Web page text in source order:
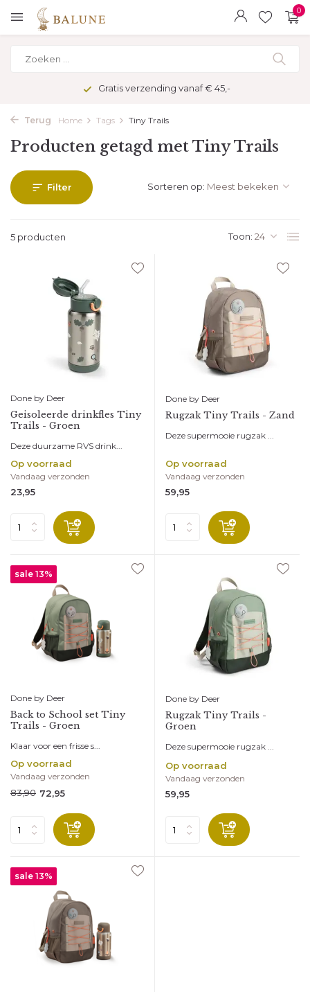
0
Gratis verzending vanaf € 45,-
Terug Home Tags Tiny Trails
Producten getagd met Tiny Trails
Filter
5 producten Toon:
Sorteren op:
Done by Deer
Geisoleerde drinkfles Tiny
Trails - Groen
Deze duurzame RVS drink...
Op voorraad
Vandaag verzonden
23,95
Done by Deer
Rugzak Tiny Trails - Zand
Deze supermooie rugzak ...
Op voorraad
Vandaag verzonden
59,95
sale 13%
Done by Deer
Back to School set Tiny
Trails - Groen
Klaar voor een frisse s...
Op voorraad
Vandaag verzonden
83,90 72,95
Done by Deer
Rugzak Tiny Trails -
Groen
Deze supermooie rugzak ...
Op voorraad
Vandaag verzonden
59,95
sale 13%